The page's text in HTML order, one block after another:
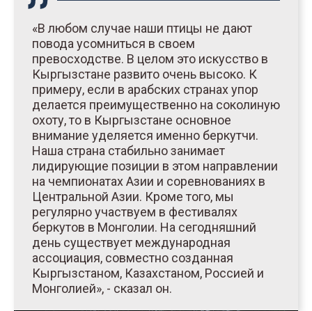
«В любом случае наши птицы не дают
повода усомниться в своем
превосходстве. В целом это искусство в
Кыргызстане развито очень высоко. К
примеру, если в арабских странах упор
делается преимущественно на соколиную
охоту, то в Кыргызстане основное
внимание уделяется именно беркутчи.
Наша страна стабильно занимает
лидирующие позиции в этом направлении
на чемпионатах Азии и соревнованиях в
Центральной Азии. Кроме того, мы
регулярно участвуем в фестивалях
беркутов в Монголии. На сегодняшний
день существует международная
ассоциация, совместно созданная
Кыргызстаном, Казахстаном, Россией и
Монголией», - сказал он.